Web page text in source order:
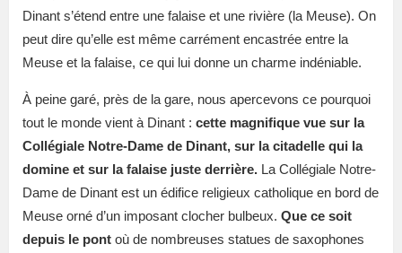
Dinant s’étend entre une falaise et une rivière (la Meuse). On
peut dire qu’elle est même carrément encastrée entre la
Meuse et la falaise, ce qui lui donne un charme indéniable.
À peine garé, près de la gare, nous apercevons ce pourquoi
tout le monde vient à Dinant : cette magnifique vue sur la
Collégiale Notre-Dame de Dinant, sur la citadelle qui la
domine et sur la falaise juste derrière. La Collégiale Notre-
Dame de Dinant est un édifice religieux catholique en bord de
Meuse orné d’un imposant clocher bulbeux. Que ce soit
depuis le pont où de nombreuses statues de saxophones